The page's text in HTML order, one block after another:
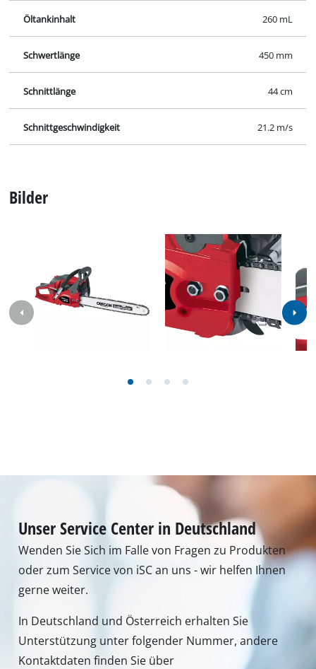
Öltankinhalt 260 mL
Schwertlänge 450 mm
Schnittlänge 44 cm
Schnittgeschwindigkeit 21.2 m/s
Bilder
Unser Service Center in Deutschland
Wenden Sie Sich im Falle von Fragen zu Produkten
oder zum Service von iSC an uns - wir helfen Ihnen
gerne weiter.
In Deutschland und Österreich erhalten Sie
Unterstützung unter folgender Nummer, andere
Kontaktdaten finden Sie über